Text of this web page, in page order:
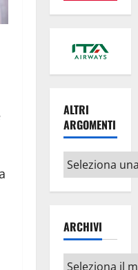
ALTRI
ARGOMENTI
Altri
argomenti
ARCHIVI
Archivi